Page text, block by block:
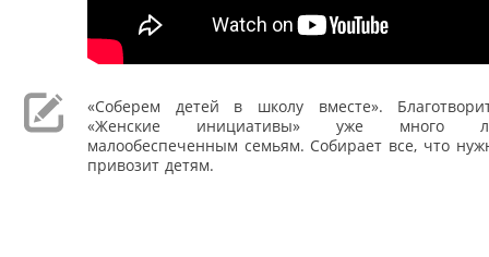
«Соберем детей в школу вместе».
«Женские инициативы» уже много
малообеспеченным семьям. Собирает все, что
привозит детям.